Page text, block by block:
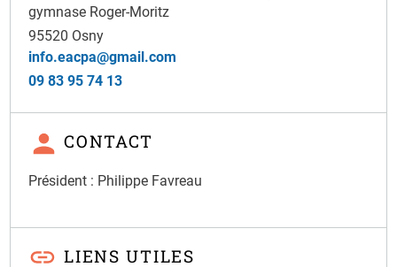
gymnase Roger-Moritz
95520 Osny
info.eacpa@gmail.com
09 83 95 74 13
CONTACT
Président : Philippe Favreau
LIENS UTILES